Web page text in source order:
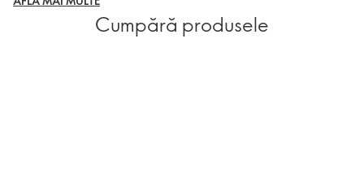
Cumpără produsele